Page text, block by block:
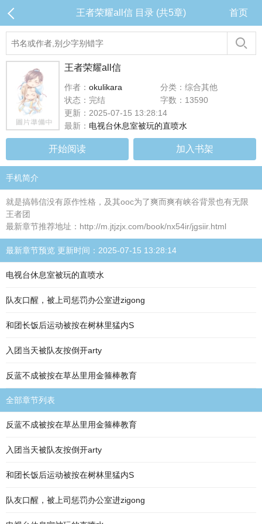
王者荣耀all信 目录 (共5章) 首页
王者荣耀all信
作者： okulikara
分类：综合其他
状态：完结
字数：13590
更新：2025-07-15 13:28:14
最新： 电视台休息室被玩的直喷水
开始阅读 加入书架
手机简介
就是搞韩信没有原作性格，及其ooc为了爽而爽有峡谷背景也有无限
王者团
最新章节推荐地址：http://m.jtjzjx.com/book/nx54ir/jgsiir.html
最新章节预览 更新时间：2025-07-15 13:28:14
电视台休息室被玩的直喷水
队友口醒，被上司惩罚办公室进zigong
和团长饭后运动被按在树林里猛内S
入团当天被队友按倒开arty
反蓝不成被按在草丛里用金箍棒教育
全部章节列表
反蓝不成被按在草丛里用金箍棒教育
入团当天被队友按倒开arty
和团长饭后运动被按在树林里猛内S
队友口醒，被上司惩罚办公室进zigong